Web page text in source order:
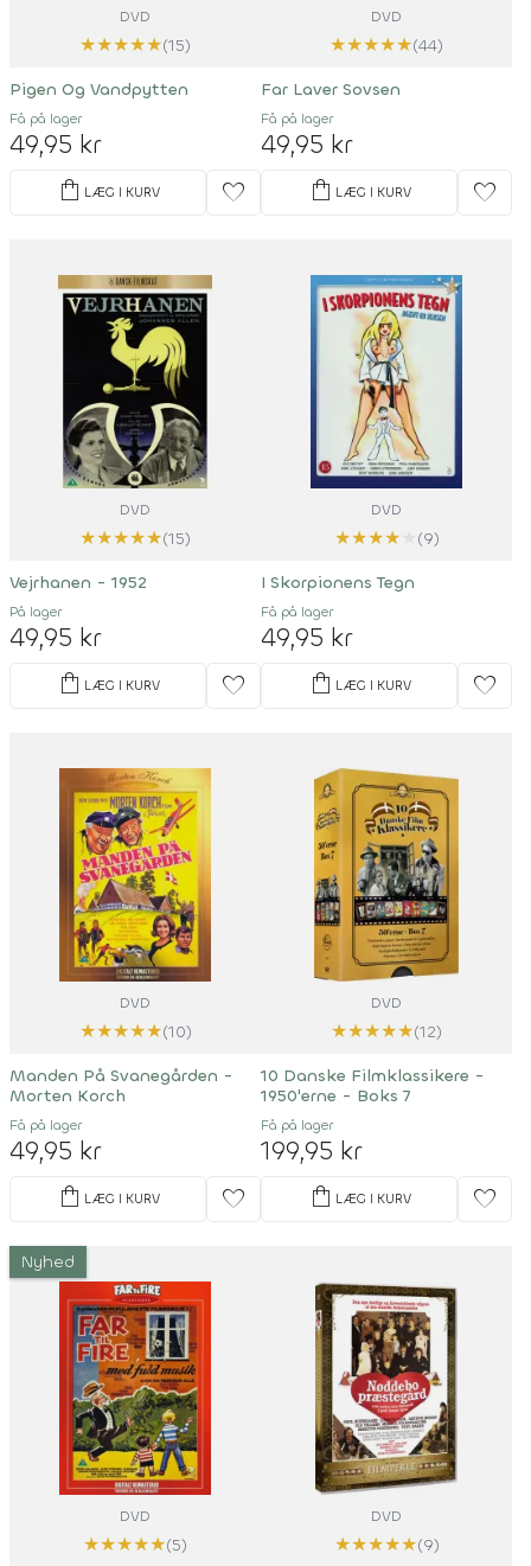
DVD
★★★★★(15)
Pigen Og Vandpytten
Få på lager
49,95 kr
shopping_bag LÆG I KURV favorite
DVD
★★★★★(44)
Far Laver Sovsen
Få på lager
49,95 kr
shopping_bag LÆG I KURV favorite
DVD
★★★★★(15)
Vejrhanen - 1952
På lager
49,95 kr
shopping_bag LÆG I KURV favorite
DVD
★★★★
(9)
I Skorpionens Tegn
Få på lager
49,95 kr
shopping_bag LÆG I KURV favorite
DVD
★★★★★(10)
Manden På Svanegården -
Morten Korch
Få på lager
49,95 kr
shopping_bag LÆG I KURV favorite
DVD
★★★★★(12)
10 Danske Filmklassikere -
1950'erne - Boks 7
Få på lager
199,95 kr
shopping_bag LÆG I KURV favorite
Nyhed
DVD
★★★★★(5)
DVD
★★★★★(9)